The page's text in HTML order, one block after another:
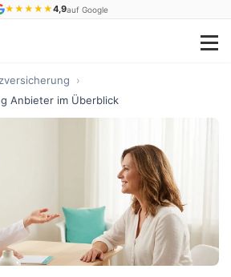
★ ★ ★ ★ ★4,9auf Google
›
Anbieter im Überblick